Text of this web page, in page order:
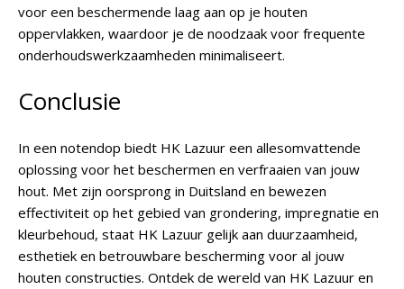
voor een beschermende laag aan op je houten
oppervlakken, waardoor je de noodzaak voor frequente
onderhoudswerkzaamheden minimaliseert.
Conclusie
In een notendop biedt HK Lazuur een allesomvattende
oplossing voor het beschermen en verfraaien van jouw
hout. Met zijn oorsprong in Duitsland en bewezen
effectiviteit op het gebied van grondering, impregnatie en
kleurbehoud, staat HK Lazuur gelijk aan duurzaamheid,
esthetiek en betrouwbare bescherming voor al jouw
houten constructies. Ontdek de wereld van HK Lazuur en